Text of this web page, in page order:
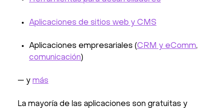
Aplicaciones de sitios web y CMS
Aplicaciones empresariales (CRM y eComm,
comunicación)
— y más
La mayoría de las aplicaciones son gratuitas y